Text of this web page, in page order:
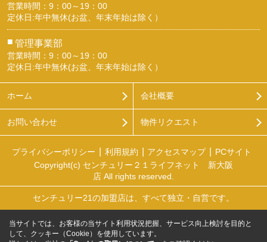
営業時間：9：00～19：00
定休日:年中無休(お盆、年末年始は除く）
■ 管理事業部
営業時間：9：00～19：00
定休日:年中無休(お盆、年末年始は除く）
ホーム 会社概要
お問い合わせ 物件リクエスト
プライバシーポリシー 利用規約 アクセスマップ
PCサイト
Copyright(c) センチュリー２１ライフネット 新大阪
店 All rights reserved.
センチュリー21の加盟店は、すべて独立・自営です。
当サイトでは、お客様の当サイト利用状況把握、サービス向上検討を目的と
して、クッキー（Cookie）を使用しています。